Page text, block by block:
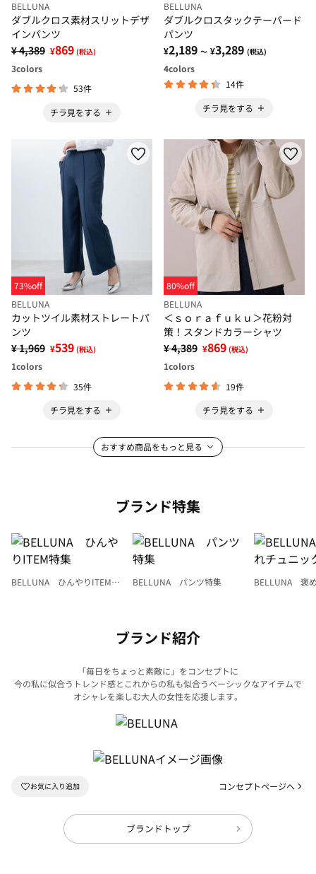
BELLUNA
ダブルクロス素材スリットデザ
インパンツ
¥ 4,389 ¥869 (税込)
3colors
53件
チラ見をする
BELLUNA
ダブルクロスタックテーパード
パンツ
¥2,189 ～ ¥3,289 (税込)
4colors
14件
チラ見をする
73%off
BELLUNA
カットツイル素材ストレートパ
ンツ
¥ 1,969 ¥539 (税込)
1colors
35件
チラ見をする
80%off
BELLUNA
＜ｓｏｒａｆｕｋｕ＞花粉対
策！スタンドカラーシャツ
¥ 4,389 ¥869 (税込)
1colors
19件
チラ見をする
おすすめ商品をもっと見る
ブランド特集
BELLUNA ひんやりITEM特
BELLUNA パンツ特集
BELLUNA 褒
ブランド紹介
「毎日をちょっと素敵に」をコンセプトに
今の私に似合うトレンド感とこれからの私も似合うベーシックなアイテムで
オシャレを楽しむ大人の女性を応援します。
コンセプトページへ
ブランドトップ